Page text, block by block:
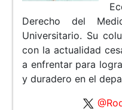
Derecho del
Universitario. Su
con la actualidad
a enfrentar para
y duradero en el